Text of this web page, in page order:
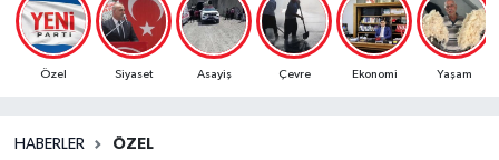
Özel Siyaset Asayiş Çevre Ekonomi Yaşam
HABERLER ÖZEL
Eğitim
Gündem
Süper Lig Puan Durumu ve Fikstür
Son Dakika Haberleri